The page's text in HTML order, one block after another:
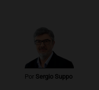
Por Sergio Suppo